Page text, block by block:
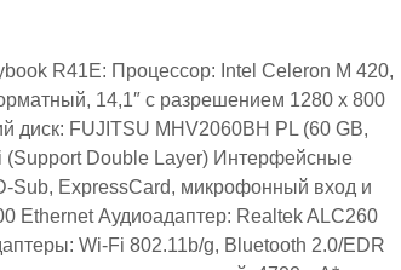
R41E: Процессор: Intel Celeron M 420,
14,1″ с разрешением 1280 х 800
диск: FUJITSU MHV2060BH PL (60 GB,
(Support Double Layer) Интерфейсные
Sub, ExpressCard, микрофонный вход и
Ethernet Аудиоадаптер: Realtek ALC260
Wi-Fi 802.11b/g, Bluetooth 2.0/EDR